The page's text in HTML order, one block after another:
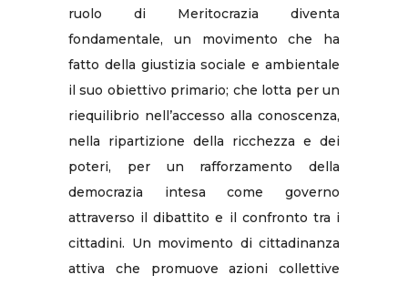
ruolo di Meritocrazia diventa
fondamentale, un movimento che ha
fatto della giustizia sociale e ambientale
il suo obiettivo primario; che lotta per un
riequilibrio nell’accesso alla conoscenza,
nella ripartizione della ricchezza e dei
poteri, per un rafforzamento della
democrazia intesa come governo
attraverso il dibattito e il confronto tra i
cittadini. Un movimento di cittadinanza
attiva che promuove azioni collettive